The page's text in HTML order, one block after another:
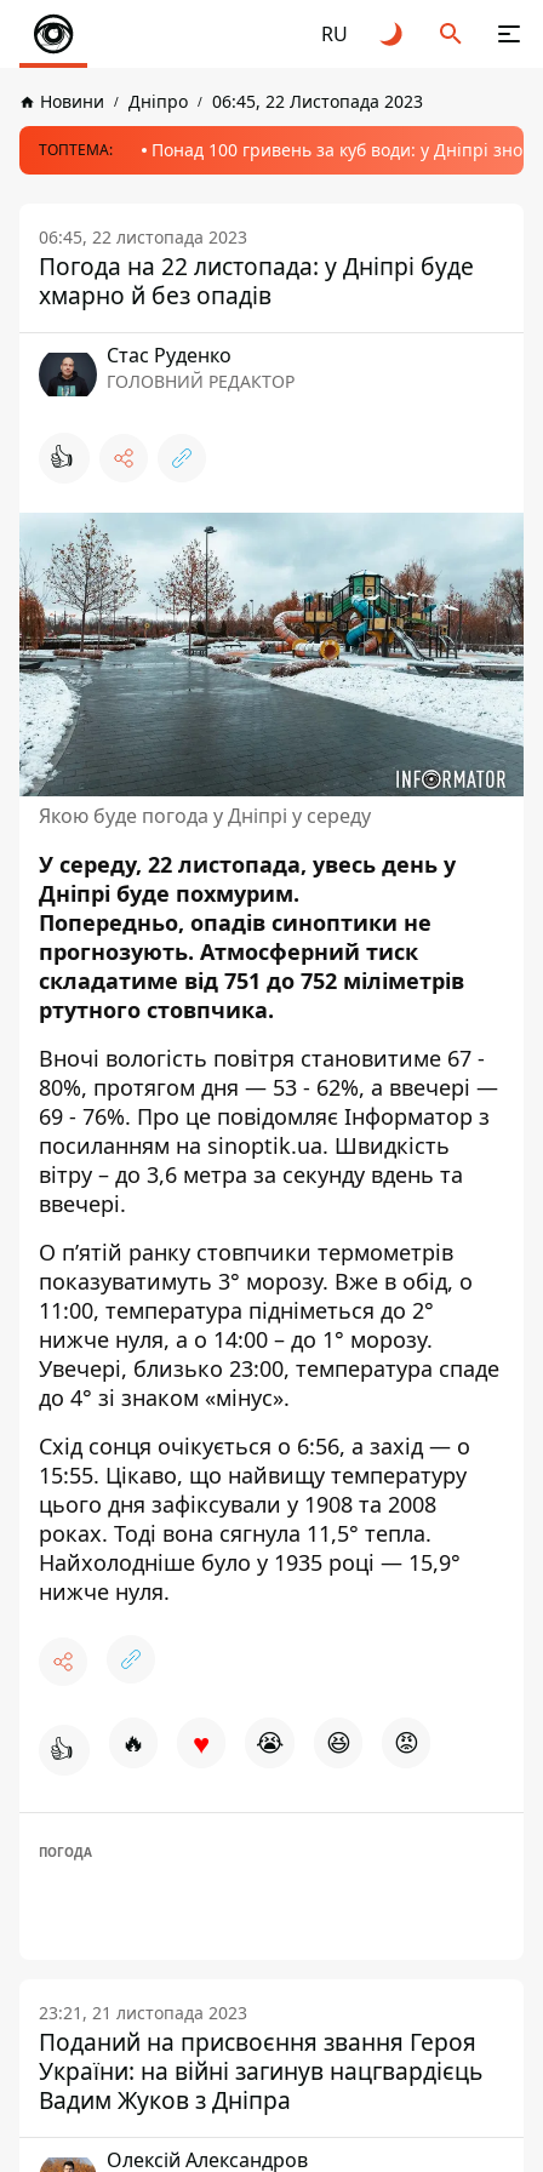
RU
Новини Дніпро 06:45, 22 Листопада 2023
ТОПТЕМА: Понад 100 гривень за куб води: у Дніпрі
06:45, 22 листопада 2023
Погода на 22 листопада: у Дніпрі буде
хмарно й без опадів
Стас Руденко
ГОЛОВНИЙ РЕДАКТОР
👍
Якою буде погода у Дніпрі у середу
У середу, 22 листопада, увесь день у
Дніпрі буде похмурим.
Попередньо, опадів синоптики не
прогнозують. Атмосферний тиск
складатиме від 751 до 752 міліметрів
ртутного стовпчика.
Вночі вологість повітря становитиме 67 -
80%, протягом дня — 53 - 62%, а ввечері —
69 - 76%. Про це повідомляє Інформатор з
посиланням на sinoptik.ua. Швидкість
вітру – до 3,6 метра за секунду вдень та
ввечері.
О п’ятій ранку стовпчики термометрів
показуватимуть 3° морозу. Вже в обід, о
11:00, температура підніметься до 2°
нижче нуля, а о 14:00 – до 1° морозу.
Увечері, близько 23:00, температура спаде
до 4° зі знаком «мінус».
Схід сонця очікується о 6:56, а захід — о
15:55. Цікаво, що найвищу температуру
цього дня зафіксували у 1908 та 2008
роках. Тоді вона сягнула 11,5° тепла.
Найхолодніше було у 1935 році — 15,9°
нижче нуля.
👍 🔥 ♥ 😭 😆 😡
ПОГОДА
23:21, 21 листопада 2023
Поданий на присвоєння звання Героя
України: на війні загинув нацгвардієць
Вадим Жуков з Дніпра
Олексій Александров